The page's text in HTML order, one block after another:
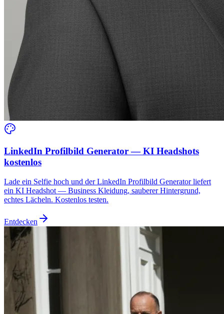
LinkedIn Profilbild Generator — KI Headshots
kostenlos
Lade ein Selfie hoch und der LinkedIn Profilbild Generator liefert
ein KI Headshot — Business Kleidung, sauberer Hintergrund,
echtes Lächeln. Kostenlos testen.
Entdecken